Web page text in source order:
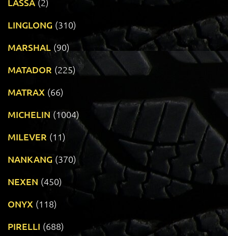
LINGLONG (310)
MARSHAL (90)
MATADOR (225)
MATRAX (66)
MICHELIN (1004)
MILEVER (11)
NANKANG (370)
NEXEN (450)
ONYX (118)
PIRELLI (688)